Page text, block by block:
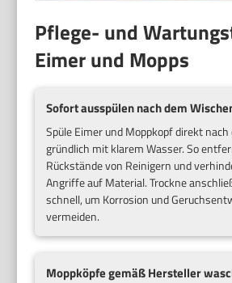
Pflege- und
Eimer und Mopps
Sofort ausspülen nach dem
Spüle Eimer und Moppkopf direkt
gründlich mit klarem Wasser. So
Rückstände von Reinigern und
Angriffe auf Material. Trockne
schnell, um Korrosion und
vermeiden.
Moppköpfe gemäß Hersteller